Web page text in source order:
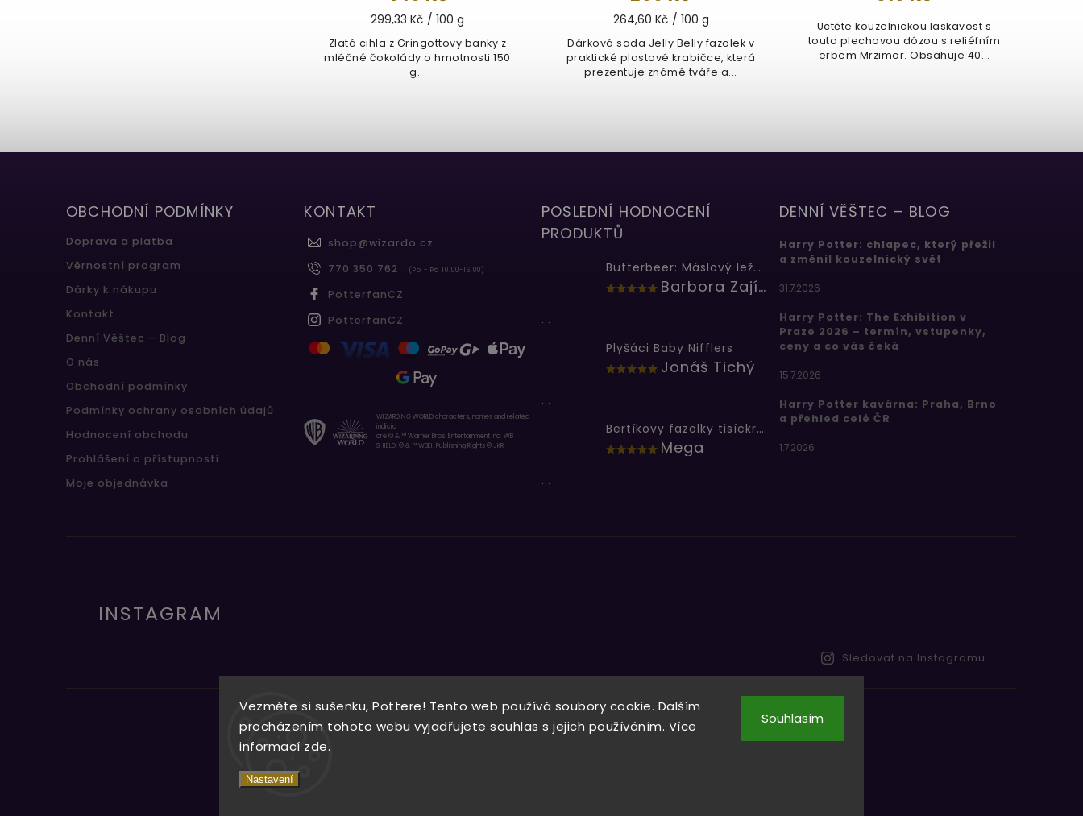
Vezměte si sušenku, Pottere! Tento web používá soubory cookie. Dalším
procházením tohoto webu vyjadřujete souhlas s jejich používáním. Více
informací zde.
Nastavení
Souhlasím
299,33 Kč / 100 g
Zlatá cihla z Gringottovy banky z
mléčné čokolády o hmotnosti 150
g.
264,60 Kč / 100 g
Dárková sada Jelly Belly fazolek v
praktické plastové krabičce, která
prezentuje známé tváře a...
Uctěte kouzelnickou laskavost s
touto plechovou dózou s reliéfním
erbem Mrzimor. Obsahuje 40...
OBCHODNÍ PODMÍNKY
Doprava a platba
Věrnostní program
Dárky k nákupu
Kontakt
Denní Věštec – Blog
O nás
Obchodní podmínky
Podmínky ochrany osobních údajů
Hodnocení obchodu
Prohlášení o přístupnosti
Moje objednávka
KONTAKT
shop@wizardo.cz
770 350 762
(Po - Pá 10.00-16.00)
PotterfanCZ
PotterfanCZ
WIZARDING WORLD characters, names and related
indicia
are © & ™ Warner Bros. Entertainment Inc. WB
SHIELD: © & ™ WBEI. Publishing Rights © JKR.
POSLEDNÍ HODNOCENÍ
PRODUKTŮ
Butterbeer: Máslový ležák
Barbora Zajícová
...
Plyšáci Baby Nifflers
Jonáš Tichý
...
Bertíkovy fazolky tisíckrát jinak
Mega
...
DENNÍ VĚŠTEC – BLOG
Harry Potter: chlapec, který přežil
a změnil kouzelnický svět
31.7.2026
Harry Potter: The Exhibition v
Praze 2026 – termín, vstupenky,
ceny a co vás čeká
15.7.2026
Harry Potter kavárna: Praha, Brno
a přehled celé ČR
1.7.2026
INSTAGRAM
Sledovat na Instagramu
Copyright 2026Wizardo. Všechna práva vyhrazena.